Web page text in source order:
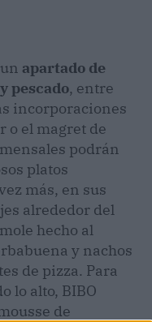
apartado de
pescado, entre
incorporaciones
o el magret de
podrán
platos
más, en sus
alrededor del
hecho al
y nachos
de pizza. Para
lo alto, BIBO
de